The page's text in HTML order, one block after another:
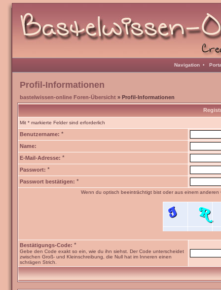
Navigation •
Profil-Informationen
bastelwissen-online Foren-Übersicht » Profil-Informationen
Mit * markierte Felder sind erforderlich
Benutzername: *
Name:
E-Mail-Adresse: *
Passwort: *
Passwort bestätigen: *
Wenn du optisch beeinträchtigt bist oder aus einem
Bestätigungs-Code: *
Gebe den Code exakt so ein, wie du ihn siehst. Der Code unterscheidet
zwischen Groß- und Kleinschreibung, die Null hat im Inneren einen
schrägen Strich.